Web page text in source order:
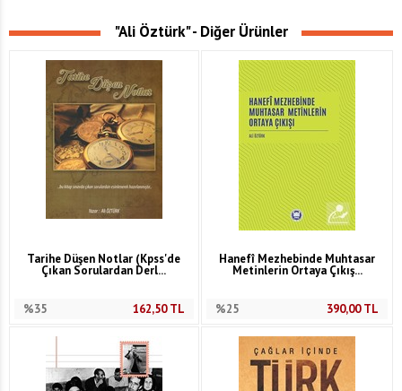
"Ali Öztürk" - Diğer Ürünler
Tarihe Düşen Notlar (Kpss'de
Çıkan Sorulardan Derl...
%35 162,50TL
Hanefî Mezhebinde Muhtasar
Metinlerin Ortaya Çıkış...
%25 390,00TL